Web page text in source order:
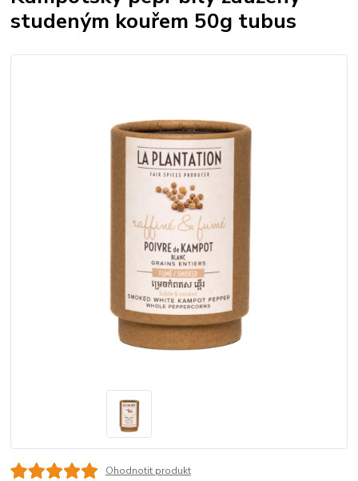
studeným kouřem 50g tubus
Ohodnotit produkt